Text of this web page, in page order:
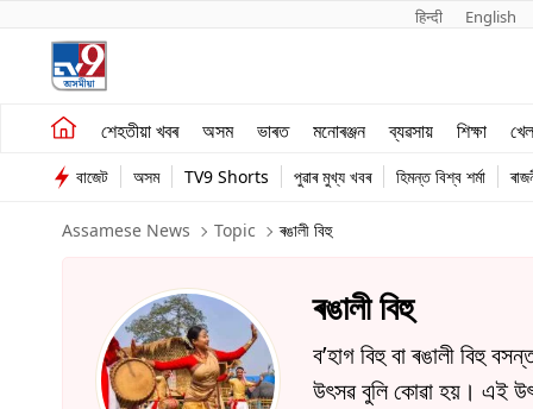
हिन्दी English
শেহতীয়া খবৰ অসম ভাৰত মনোৰঞ্জন ব্যৱসায় শিক্ষা খেল
শেহতীয়া খবৰ
অসম
ভাৰত
ব্যৱসায়
বাজেট অসম TV9 Shorts পুৱাৰ মুখ্য খবৰ হিমন্ত বিশ্ব শৰ্মা
Assamese News Topic ৰঙালী বিহু
ৰঙালী বিহু
ব’হাগ বিহু বা ৰঙালী বিহু
উৎসৱ বুলি কোৱা হয়। এই